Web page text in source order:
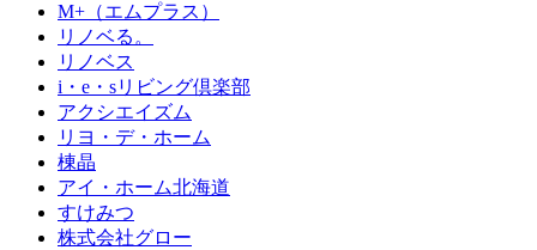
M+（エムプラス）
リノベる。
リノベス
i・e・sリビング倶楽部
アクシエイズム
リヨ・デ・ホーム
棟晶
アイ・ホーム北海道
すけみつ
株式会社グロー